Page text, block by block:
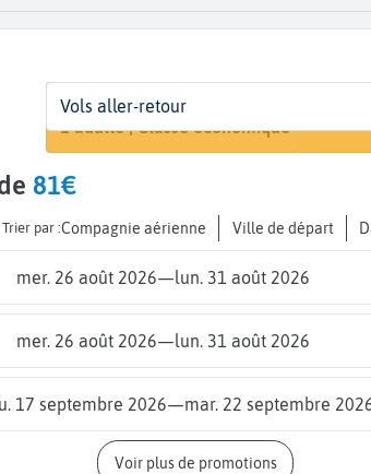
Départ
De...
Dates
Dates de votre voyage
Voyageurs | Classe
1 adulte | Classe économique
Vols aller-retour
81€
Trier par : Compagnie aérienne Ville de départ
mer. 26 août 2026—lun. 31 août 2026
mer. 26 août 2026—lun. 31 août 2026
17 septembre 2026—mar. 22 septembre
Voir plus de promotions